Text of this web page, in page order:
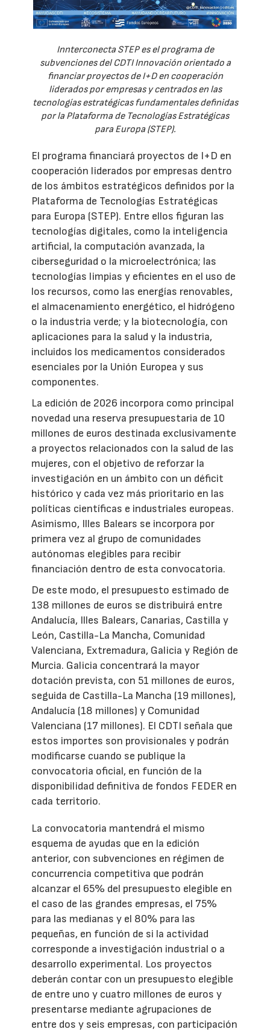
Innterconecta STEP es el programa de
subvenciones del CDTI Innovación orientado a
financiar proyectos de I+D en cooperación
liderados por empresas y centrados en las
tecnologías estratégicas fundamentales definidas
por la Plataforma de Tecnologías Estratégicas
para Europa (STEP).
El programa financiará proyectos de I+D en
cooperación liderados por empresas dentro
de los ámbitos estratégicos definidos por la
Plataforma de Tecnologías Estratégicas
para Europa (STEP). Entre ellos figuran las
tecnologías digitales, como la inteligencia
artificial, la computación avanzada, la
ciberseguridad o la microelectrónica; las
tecnologías limpias y eficientes en el uso de
los recursos, como las energías renovables,
el almacenamiento energético, el hidrógeno
o la industria verde; y la biotecnología, con
aplicaciones para la salud y la industria,
incluidos los medicamentos considerados
esenciales por la Unión Europea y sus
componentes.
La edición de 2026 incorpora como principal
novedad una reserva presupuestaria de 10
millones de euros destinada exclusivamente
a proyectos relacionados con la salud de las
mujeres, con el objetivo de reforzar la
investigación en un ámbito con un déficit
histórico y cada vez más prioritario en las
políticas científicas e industriales europeas.
Asimismo, Illes Balears se incorpora por
primera vez al grupo de comunidades
autónomas elegibles para recibir
financiación dentro de esta convocatoria.
De este modo, el presupuesto estimado de
138 millones de euros se distribuirá entre
Andalucía, Illes Balears, Canarias, Castilla y
León, Castilla-La Mancha, Comunidad
Valenciana, Extremadura, Galicia y Región de
Murcia. Galicia concentrará la mayor
dotación prevista, con 51 millones de euros,
seguida de Castilla-La Mancha (19 millones),
Andalucía (18 millones) y Comunidad
Valenciana (17 millones). El CDTI señala que
estos importes son provisionales y podrán
modificarse cuando se publique la
convocatoria oficial, en función de la
disponibilidad definitiva de fondos FEDER en
cada territorio.
La convocatoria mantendrá el mismo
esquema de ayudas que en la edición
anterior, con subvenciones en régimen de
concurrencia competitiva que podrán
alcanzar el 65% del presupuesto elegible en
el caso de las grandes empresas, el 75%
para las medianas y el 80% para las
pequeñas, en función de si la actividad
corresponde a investigación industrial o a
desarrollo experimental. Los proyectos
deberán contar con un presupuesto elegible
de entre uno y cuatro millones de euros y
presentarse mediante agrupaciones de
entre dos y seis empresas, con participación